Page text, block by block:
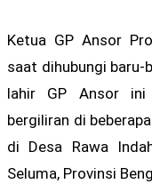
Ketua GP Ansor
saat dihubungi baru-
lahir GP Ansor ini
bergiliran di
di Desa Rawa
Seluma, Provinsi